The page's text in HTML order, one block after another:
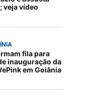
veja vídeo
fila para
inauguração da
em Goiânia